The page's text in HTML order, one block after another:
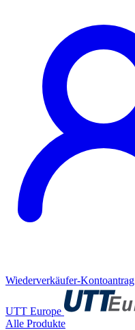
Wiederverkäufer-Kontoantrag
UTT Europe
Alle Produkte